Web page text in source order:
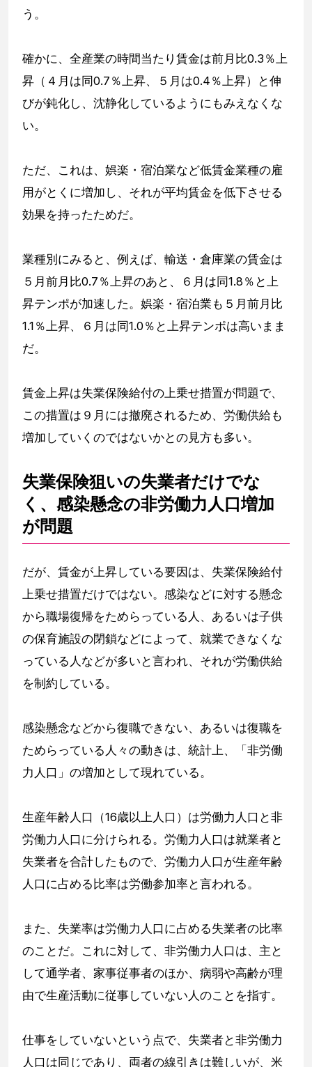
う。
確かに、全産業の時間当たり賃金は前月比0.3％上
昇（４月は同0.7％上昇、５月は0.4％上昇）と伸
びが鈍化し、沈静化しているようにもみえなくな
い。
ただ、これは、娯楽・宿泊業など低賃金業種の雇
用がとくに増加し、それが平均賃金を低下させる
効果を持ったためだ。
業種別にみると、例えば、輸送・倉庫業の賃金は
５月前月比0.7％上昇のあと、６月は同1.8％と上
昇テンポが加速した。娯楽・宿泊業も５月前月比
1.1％上昇、６月は同1.0％と上昇テンポは高いまま
だ。
賃金上昇は失業保険給付の上乗せ措置が問題で、
この措置は９月には撤廃されるため、労働供給も
増加していくのではないかとの見方も多い。
失業保険狙いの失業者だけでな
く、感染懸念の非労働力人口増加
が問題
だが、賃金が上昇している要因は、失業保険給付
上乗せ措置だけではない。感染などに対する懸念
から職場復帰をためらっている人、あるいは子供
の保育施設の閉鎖などによって、就業できなくな
っている人などが多いと言われ、それが労働供給
を制約している。
感染懸念などから復職できない、あるいは復職を
ためらっている人々の動きは、統計上、「非労働
力人口」の増加として現れている。
生産年齢人口（16歳以上人口）は労働力人口と非
労働力人口に分けられる。労働力人口は就業者と
失業者を合計したもので、労働力人口が生産年齢
人口に占める比率は労働参加率と言われる。
また、失業率は労働力人口に占める失業者の比率
のことだ。これに対して、非労働力人口は、主と
して通学者、家事従事者のほか、病弱や高齢が理
由で生産活動に従事していない人のことを指す。
仕事をしていないという点で、失業者と非労働力
人口は同じであり、両者の線引きは難しいが、米